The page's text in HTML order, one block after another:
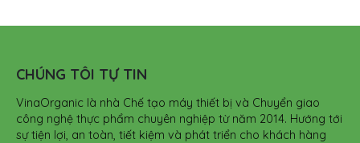
CHÚNG TÔI TỰ TIN
VinaOrganic là nhà Chế tạo máy thiết bị và Chuyển giao
công nghệ thực phẩm chuyên nghiệp từ năm 2014. Hướng tới
sự tiện lợi, an toàn, tiết kiệm và phát triển cho khách hàng